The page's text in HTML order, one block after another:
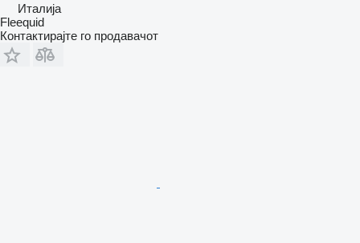
Италија
Fleequid
Контактирајте го продавачот